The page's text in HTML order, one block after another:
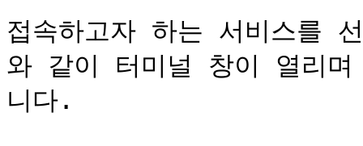
접속하고자 하는 서비스를
와 같이 터미널 창이 열리
니다.